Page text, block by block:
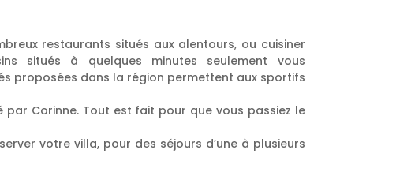
restaurants situés aux alentours, ou cuisiner
situés à quelques minutes seulement vous
proposées dans la région permettent aux sportifs
par Corinne. Tout est fait pour que vous passiez le
votre villa, pour des séjours d’une à plusieurs